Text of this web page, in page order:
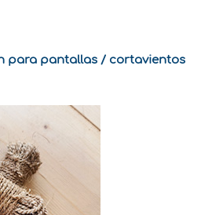
para pantallas / cortavientos